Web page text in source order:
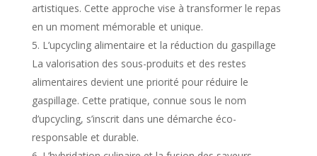
artistiques. Cette approche vise à transformer le repas
en un moment mémorable et unique.
L’upcycling alimentaire et la réduction du gaspillage
La valorisation des sous-produits et des restes
alimentaires devient une priorité pour réduire le
gaspillage. Cette pratique, connue sous le nom
d’upcycling, s’inscrit dans une démarche éco-
responsable et durable.